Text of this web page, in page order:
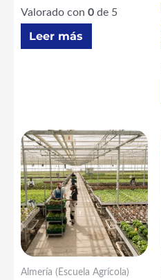
Valorado con 0 de 5
Leer más
Almería (Escuela Agrícola)